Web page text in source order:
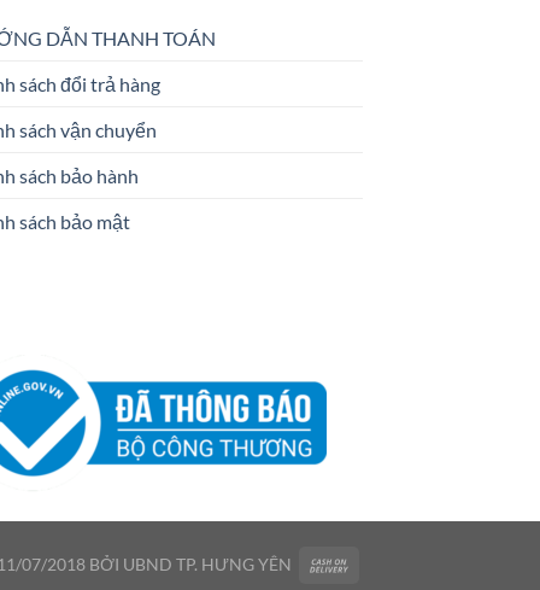
DẪN THANH TOÁN
sách đổi trả hàng
sách vận chuyển
sách bảo hành
sách bảo mật
07/2018 BỞI UBND TP. HƯNG YÊN